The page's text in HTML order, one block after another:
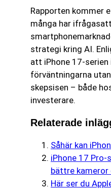
Rapporten kommer
många har
strategi kring AI.
att iPhone 17-
förväntningarna
skepsisen – både
investerare.
Relaterade
Såhär kan
iPhone 17 Pro-
bättre
Här ser du